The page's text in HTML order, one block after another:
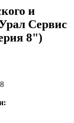
и
Сервис
8")